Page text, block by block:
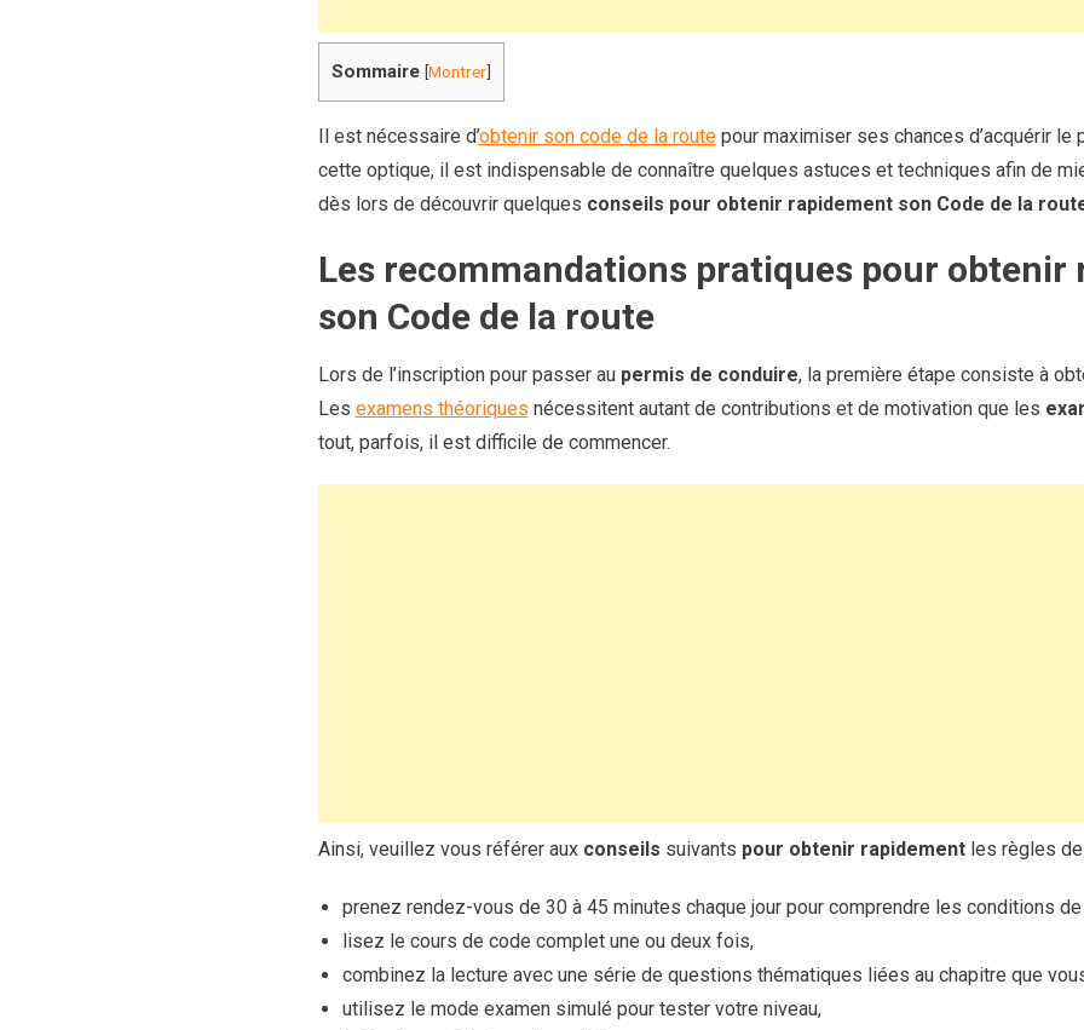
Sommaire [Montrer]
Il est nécessaire d’obtenir son code de la routepour maximiser ses chances d’acquérir le
cette optique, il est indispensable de connaître quelques astuces et techniques afin de
dès lors de découvrir quelques conseils pour obtenir rapidement son Code de la
Les recommandations pratiques pour obtenir
son Code de la route
Lors de l’inscription pour passer au permis de conduire, la première étape consiste à
Les examens théoriques nécessitent autant de contributions et de motivation que les
tout, parfois, il est difficile de commencer.
Ainsi, veuillez vous référer aux conseils suivants pour obtenir rapidementles règles de
prenez rendez-vous de 30 à 45 minutes chaque jour pour comprendre les conditions
lisez le cours de code complet une ou deux fois,
combinez la lecture avec une série de questions thématiques liées au chapitre que
utilisez le mode examen simulé pour tester votre niveau,